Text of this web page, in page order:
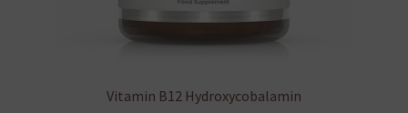
Vitamin B12 Hydroxycobalamin